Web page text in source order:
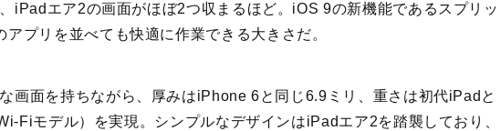
iPadエア2の画面がほぼ2つ収まるほど。iOS 9の新機能であるスプリッ
アプリを並べても快適に作業できる大きさだ。
画面を持ちながら、厚みはiPhone 6と同じ6.9ミリ、重さは初代iPadと
Fiモデル）を実現。シンプルなデザインはiPadエア2を踏襲しており、